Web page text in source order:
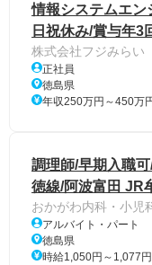
情報システムエン
日祝休み/賞与年3
株式会社フジみらい
正社員
徳島県
年収250万円～450万
調理師/早期入職
徳線/阿波富田 JR
おかがわ内科・小児
アルバイト・パート
徳島県
時給1,050円～1,077円